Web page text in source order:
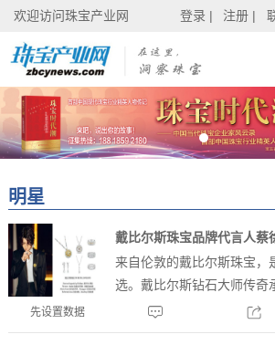
欢迎访问珠宝产业网 登录 | 注册 |
明星
戴比尔斯珠宝品牌代言人蔡
来自伦敦的戴比尔斯珠宝，
选。戴比尔斯钻石大师传奇
自身的知识和专长，引导顾
钻石珠宝世界，找到那颗专
先设置数据